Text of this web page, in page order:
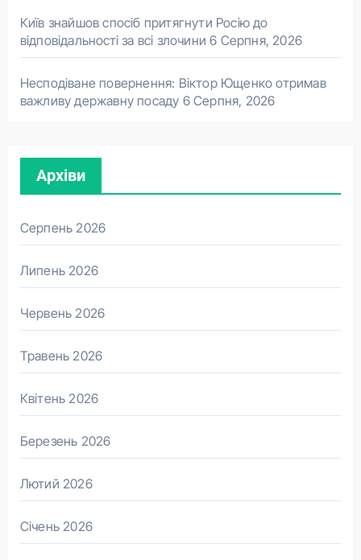
Київ знайшов спосіб притягнути Росію до
відповідальності за всі злочини 6 Серпня, 2026
Несподіване повернення: Віктор Ющенко отримав
важливу державну посаду 6 Серпня, 2026
Архіви
Серпень 2026
Липень 2026
Червень 2026
Травень 2026
Квітень 2026
Березень 2026
Лютий 2026
Січень 2026